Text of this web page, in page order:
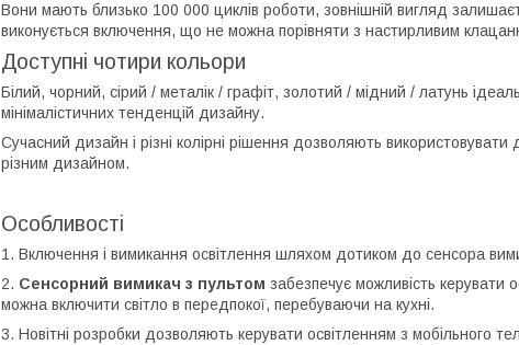
Вони мають близько 100 000 циклів роботи, зовнішній вигляд
виконується включення, що не можна порівняти з настирливим
Доступні чотири кольори
Білий, чорний, сірий / металік / графіт, золотий / мідний / латунь
мінімалістичних тенденцій дизайну.
Сучасний дизайн і різні колірні рішення дозволяють
різним дизайном.
Особливості
1. Включення і вимикання освітлення шляхом дотиком до сенсора
2. Сенсорний вимикач з пультом забезпечує можливість керувати
можна включити світло в передпокої, перебуваючи на кухні.
3. Новітні розробки дозволяють керувати освітленням з мобільного